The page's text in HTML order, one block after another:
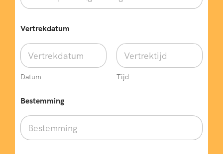
Vertrekdatum
Datum Tijd
Bestemming